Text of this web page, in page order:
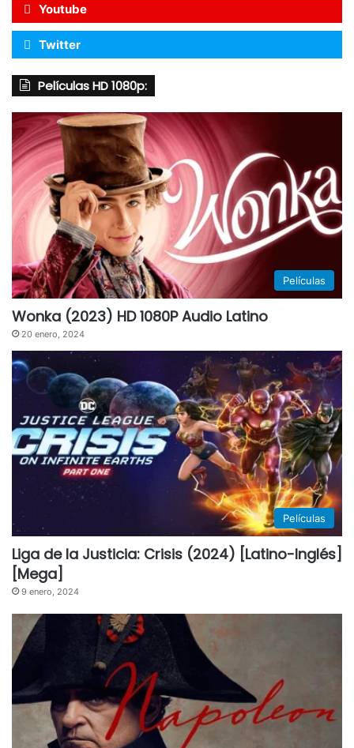
Youtube
Twitter
Películas HD 1080p:
Películas
Wonka (2023) HD 1080P Audio Latino
20 enero, 2024
Películas
Liga de la Justicia: Crisis (2024) [Latino-Inglés]
[Mega]
9 enero, 2024